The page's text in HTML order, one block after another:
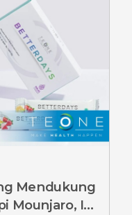
Mendukung
Mounjaro, Ini